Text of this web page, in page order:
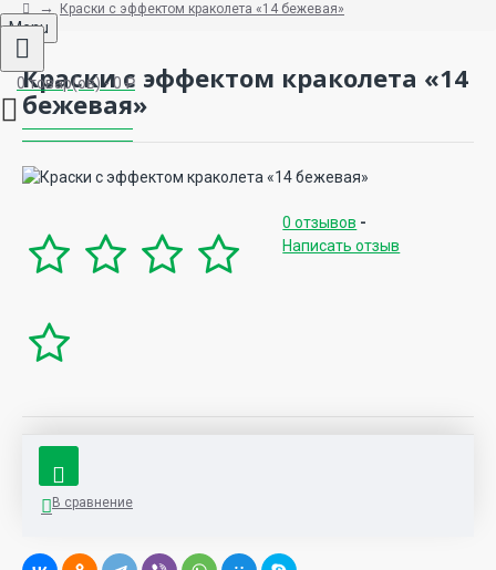
Menu
0 товар(ов) - 0 ₽
Краски с эффектом краколета «14 бежевая»
Краски с эффектом краколета «14
бежевая»
0 отзывов -
Написать отзыв
В сравнение